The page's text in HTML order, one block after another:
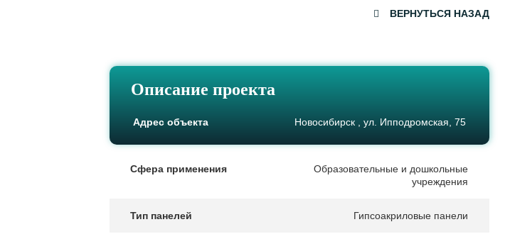
ВЕРНУТЬСЯ НАЗАД
Описание проекта
Адрес объекта Новосибирск , ул. Ипподромская, 75
Сфера применения
Образовательные и дошкольные
учреждения
Тип панелей Гипсоакриловые панели